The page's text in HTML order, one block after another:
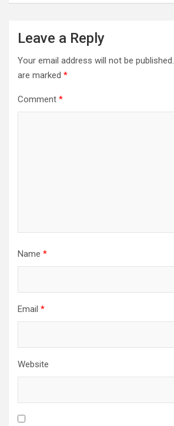
Leave a Reply
Your email address will not be published.
are marked *
Comment *
Name *
Email *
Website